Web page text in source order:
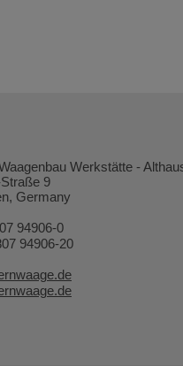
Werkstätte -
9
Germany
94906-0
94906-20